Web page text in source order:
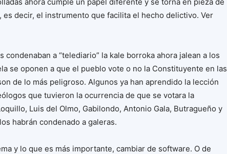
decir, el instrumento que facilita el hecho delictivo. Ver
condenaban a “telediario” la kale borroka ahora jalean a los
se oponen a que el pueblo vote o no la Constituyente en las
de lo más peligroso. Algunos ya han aprendido la lección
que tuvieron la ocurrencia de que se votara la
Luis del Olmo, Gabilondo, Antonio Gala, Butragueño y
habrán condenado a galeras.
y lo que es más importante, cambiar de software. O de